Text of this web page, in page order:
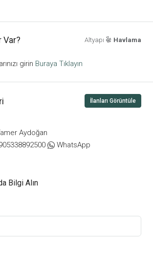
Var? Altyapı Havlama
girin Buraya Tıklayın
İlanları Görüntüle
Aydoğan
WhatsApp
Bilgi Alın